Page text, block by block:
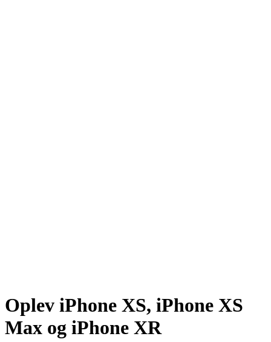
Oplev iPhone XS, iPhone XS
Max og iPhone XR